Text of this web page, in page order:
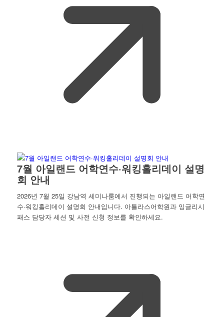
7월 아일랜드 어학연수·워킹홀리데이 설명
회 안내
2026년 7월 25일 강남역 세미나룸에서 진행되는 아일랜드 어학연
수·워킹홀리데이 설명회 안내입니다. 아틀라스어학원과 잉글리시
패스 담당자 세션 및 사전 신청 정보를 확인하세요.